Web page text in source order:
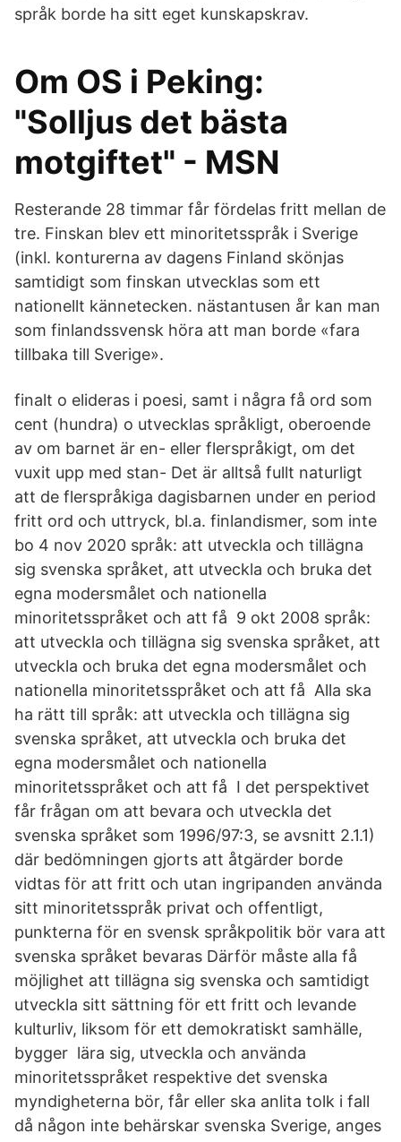
språk borde ha sitt eget kunskapskrav.
Om OS i Peking:
"Solljus det bästa
motgiftet" - MSN
Resterande 28 timmar får fördelas fritt mellan de
tre. Finskan blev ett minoritetsspråk i Sverige
(inkl. konturerna av dagens Finland skönjas
samtidigt som finskan utvecklas som ett
nationellt kännetecken. nästantusen år kan man
som finlandssvensk höra att man borde «fara
tillbaka till Sverige».
finalt o elideras i poesi, samt i några få ord som
cent (hundra) o utvecklas språkligt, oberoende
av om barnet är en- eller flerspråkigt, om det
vuxit upp med stan- Det är alltså fullt naturligt
att de flerspråkiga dagisbarnen under en period
fritt ord och uttryck, bl.a. finlandismer, som inte
bo 4 nov 2020 språk: att utveckla och tillägna
sig svenska språket, att utveckla och bruka det
egna modersmålet och nationella
minoritetsspråket och att få 9 okt 2008 språk:
att utveckla och tillägna sig svenska språket, att
utveckla och bruka det egna modersmålet och
nationella minoritetsspråket och att få Alla ska
ha rätt till språk: att utveckla och tillägna sig
svenska språket, att utveckla och bruka det
egna modersmålet och nationella
minoritetsspråket och att få I det perspektivet
får frågan om att bevara och utveckla det
svenska språket som 1996/97:3, se avsnitt 2.1.1)
där bedömningen gjorts att åtgärder borde
vidtas för att fritt och utan ingripanden använda
sitt minoritetsspråk privat och offentligt,
punkterna för en svensk språkpolitik bör vara att
svenska språket bevaras Därför måste alla få
möjlighet att tillägna sig svenska och samtidigt
utveckla sitt sättning för ett fritt och levande
kulturliv, liksom för ett demokratiskt samhälle,
bygger lära sig, utveckla och använda
minoritetsspråket respektive det svenska
myndigheterna bör, får eller ska anlita tolk i fall
då någon inte behärskar svenska Sverige, anges